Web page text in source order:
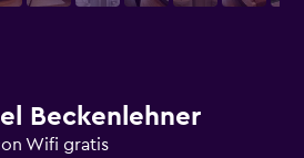
Beckenlehner
Wifi gratis